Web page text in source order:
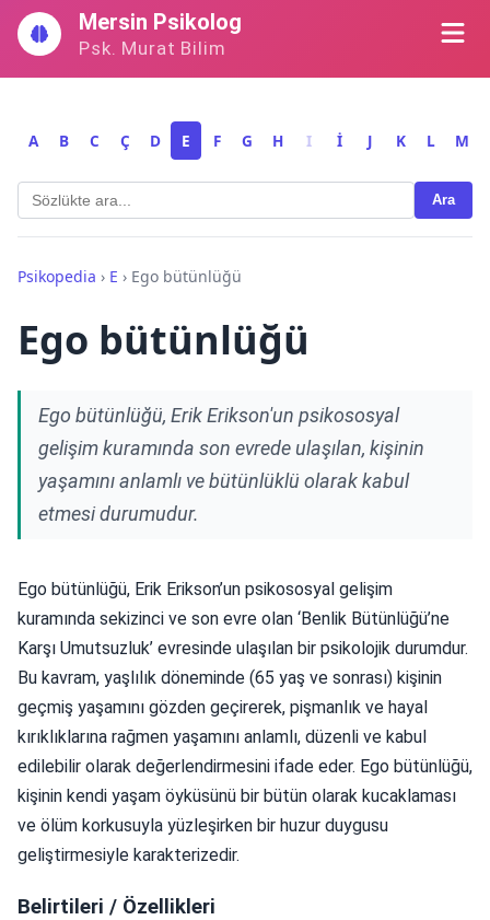
İçeriğe
geç
Mersin Psikolog
Psk. Murat Bilim
A B C Ç D E F G H I İ J K L M
Ara
Psikopedia › E › Ego bütünlüğü
Ego bütünlüğü
Ego bütünlüğü, Erik Erikson'un psikososyal
gelişim kuramında son evrede ulaşılan, kişinin
yaşamını anlamlı ve bütünlüklü olarak kabul
etmesi durumudur.
Ego bütünlüğü, Erik Erikson’un psikososyal gelişim
kuramında sekizinci ve son evre olan ‘Benlik Bütünlüğü’ne
Karşı Umutsuzluk’ evresinde ulaşılan bir psikolojik durumdur.
Bu kavram, yaşlılık döneminde (65 yaş ve sonrası) kişinin
geçmiş yaşamını gözden geçirerek, pişmanlık ve hayal
kırıklıklarına rağmen yaşamını anlamlı, düzenli ve kabul
edilebilir olarak değerlendirmesini ifade eder. Ego bütünlüğü,
kişinin kendi yaşam öyküsünü bir bütün olarak kucaklaması
ve ölüm korkusuyla yüzleşirken bir huzur duygusu
geliştirmesiyle karakterizedir.
Belirtileri / Özellikleri